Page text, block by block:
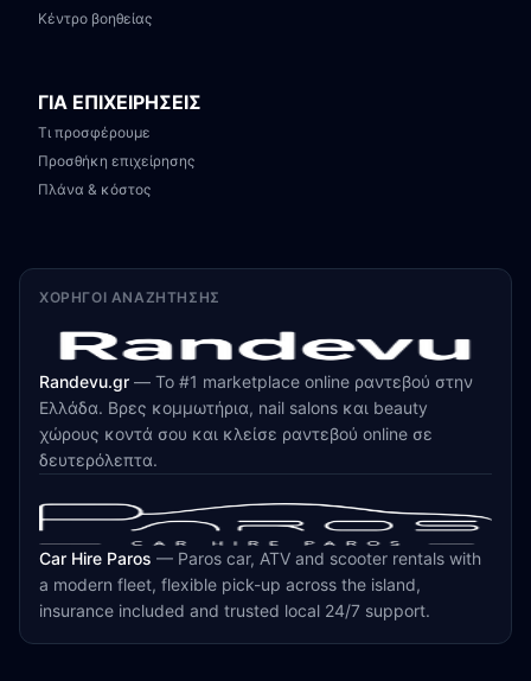
Κέντρο βοηθείας
ΓΙΑ ΕΠΙΧΕΙΡΗΣΕΙΣ
Τι προσφέρουμε
Προσθήκη επιχείρησης
Πλάνα & κόστος
ΧΟΡΗΓΟΊ ΑΝΑΖΉΤΗΣΗΣ
Randevu.gr — Το #1 marketplace online ραντεβού στην
Ελλάδα. Βρες κομμωτήρια, nail salons και beauty
χώρους κοντά σου και κλείσε ραντεβού online σε
δευτερόλεπτα.
Car Hire Paros — Paros car, ATV and scooter rentals with
a modern fleet, flexible pick-up across the island,
insurance included and trusted local 24/7 support.